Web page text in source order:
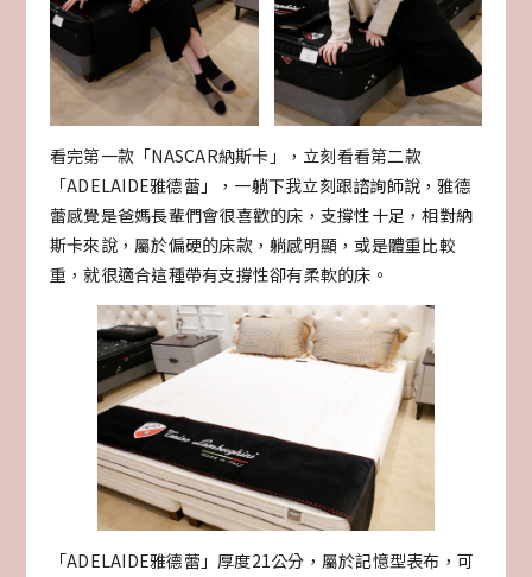
看完第一款「NASCAR納斯卡」，立刻看看第二款
「ADELAIDE雅德蕾」，一躺下我立刻跟諮詢師說，雅德
蕾感覺是爸媽長輩們會很喜歡的床，支撐性十足，相對納
斯卡來說，屬於偏硬的床款，躺感明顯，或是體重比較
重，就很適合這種帶有支撐性卻有柔軟的床。
「ADELAIDE雅德蕾」厚度21公分，屬於記憶型表布，可